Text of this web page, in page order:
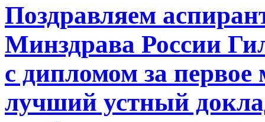
Поздравляем
Минздрава России
с дипломом за первое
лучший устный